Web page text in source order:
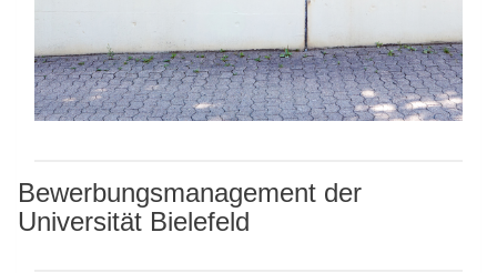
Bewerbungsmanagement der
Universität Bielefeld